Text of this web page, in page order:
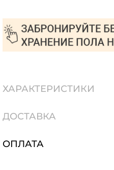
ХАРАКТЕРИСТИКИ
ДОСТАВКА
ОПЛАТА